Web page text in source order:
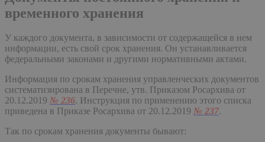
временного хранения
У каждого документа, в зависимости от содержащейся в нем
информации, есть свой срок хранения. Он устанавливается
федеральными законами и другими нормативными актами.
Информация по срокам хранения управленческих документов
систематизирована в Перечне, утв. Приказом Росархива от
20.12.2019 № 236. Инструкция по применению этого списка
приведена в Приказе Росархива от 20.12.2019 № 237.
Так по срокам хранения документы бывают: